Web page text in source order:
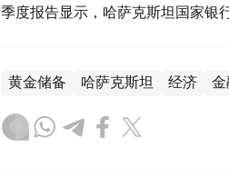
季度报告显示，哈萨克斯坦国家银
黄金储备 哈萨克斯坦 经济 金